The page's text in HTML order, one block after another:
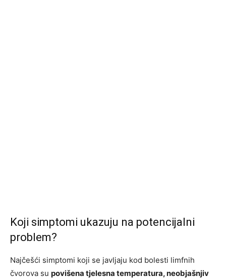
Koji simptomi ukazuju na potencijalni
problem?
Najčešći simptomi koji se javljaju kod bolesti limfnih
čvorova su povišena tjelesna temperatura, neobjašnjiv